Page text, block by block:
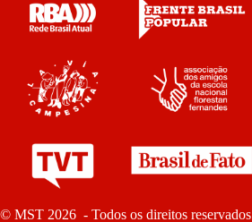
© MST 2026 - Todos os direitos reservados